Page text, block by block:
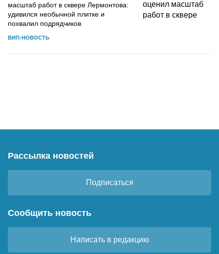
масштаб работ в сквере Лермонтова:
удивился необычной плитке и
похвалил подрядчиков
ВИП-НОВОСТЬ
Рассылка новостей
Подписаться
Сообщить новость
Написать в редакцию